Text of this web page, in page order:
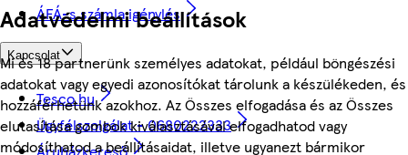
Adatvédelmi beállítások
Mi és 18 partnerünk személyes adatokat, például böngészési
adatokat vagy egyedi azonosítókat tárolunk a készülékeden, és
hozzáférhetünk azokhoz. Az Összes elfogadása és az Összes
elutasítása gombok kiválasztásával elfogadhatod vagy
módosíthatod a beállításaidat, illetve ugyanezt bármikor
ÁFÁ-s számla igénylés
Kapcsolat
Tesco.hu
Ügyfélszolgálat - 0680222333